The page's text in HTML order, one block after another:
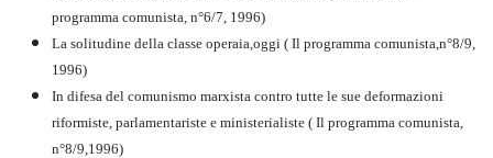
programma comunista, n°6/7, 1996)
La solitudine della classe operaia,oggi ( Il programma comunista,n°8/9,
1996)
In difesa del comunismo marxista contro tutte le sue deformazioni
riformiste, parlamentariste e ministerialiste ( Il programma comunista,
n°8/9,1996)